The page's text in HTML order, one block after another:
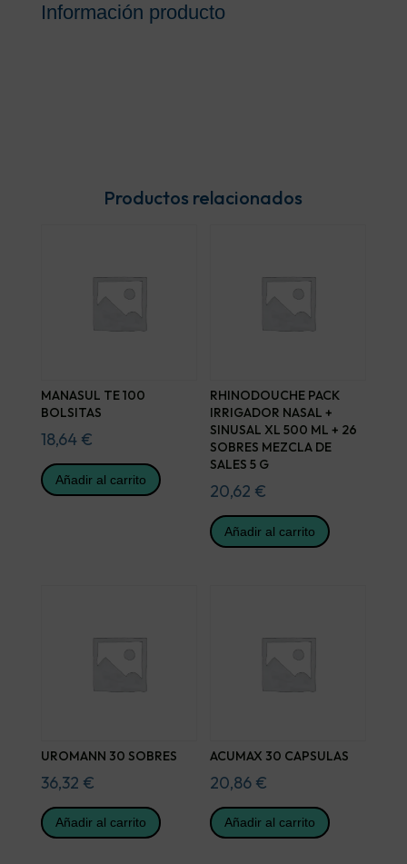
Información producto
Productos relacionados
MANASUL TE 100
BOLSITAS
18,64 €
Añadir al carrito
RHINODOUCHE PACK
IRRIGADOR NASAL +
SINUSAL XL 500 ML + 26
SOBRES MEZCLA DE
SALES 5 G
20,62 €
Añadir al carrito
UROMANN 30 SOBRES
36,32 €
Añadir al carrito
ACUMAX 30 CAPSULAS
20,86 €
Añadir al carrito